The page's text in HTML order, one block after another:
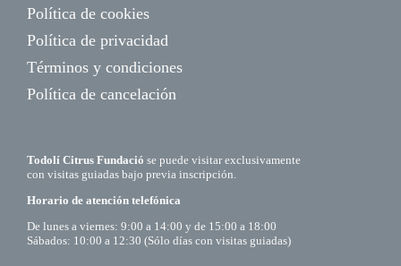
Política de cookies
Política de privacidad
Términos y condiciones
Política de cancelación
Todolí Citrus Fundació se puede visitar exclusivamente
con visitas guiadas bajo previa inscripción.
Horario de atención telefónica
De lunes a viernes: 9:00 a 14:00 y de 15:00 a 18:00
Sábados: 10:00 a 12:30 (Sólo días con visitas guiadas)